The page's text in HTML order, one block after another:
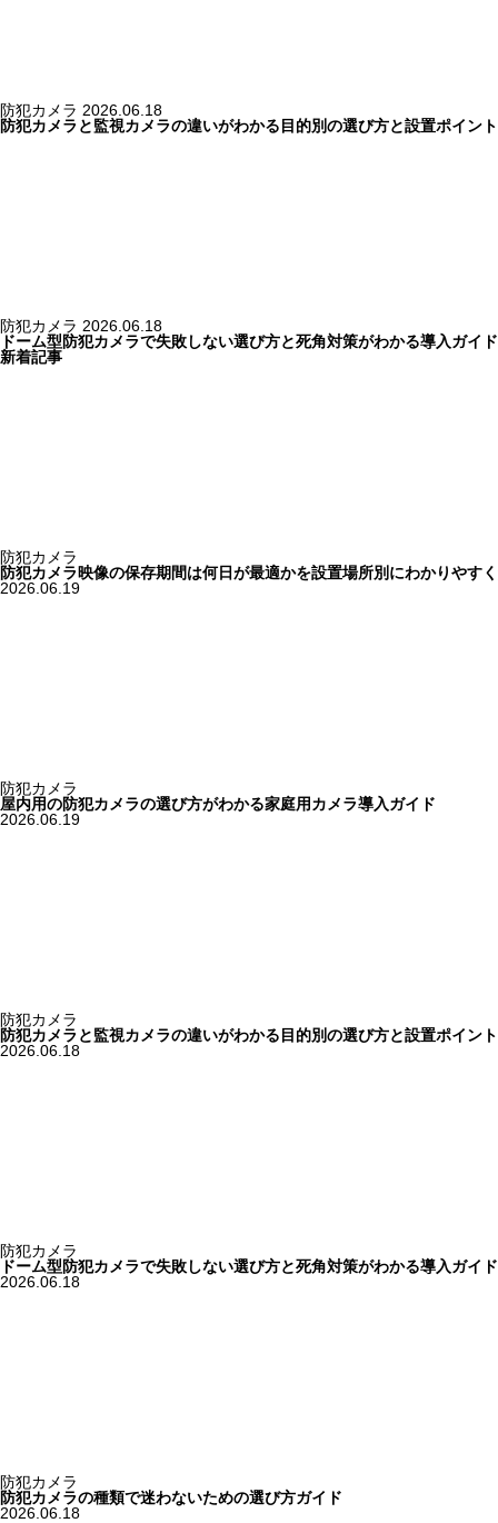
防犯カメラ 2026.06.18
防犯カメラと監視カメラの違いがわかる目的別の選び方と設置ポイント
防犯カメラ 2026.06.18
ドーム型防犯カメラで失敗しない選び方と死角対策がわかる導入ガイド
新着記事
防犯カメラ
防犯カメラ映像の保存期間は何日が最適かを設置場所別にわかりやす
2026.06.19
防犯カメラ
屋内用の防犯カメラの選び方がわかる家庭用カメラ導入ガイド
2026.06.19
防犯カメラ
防犯カメラと監視カメラの違いがわかる目的別の選び方と設置ポイント
2026.06.18
防犯カメラ
ドーム型防犯カメラで失敗しない選び方と死角対策がわかる導入ガイド
2026.06.18
防犯カメラ
防犯カメラの種類で迷わないための選び方ガイド
2026.06.18